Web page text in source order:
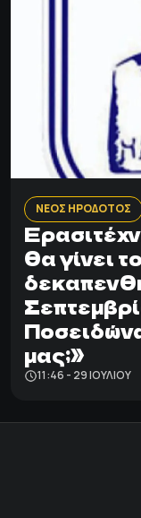
ΝΕΟΣ ΗΡΟΔΟΤΟΣ
θα γίνει
μας;»
11:46 - 29 ΙΟΥΛΊΟΥ